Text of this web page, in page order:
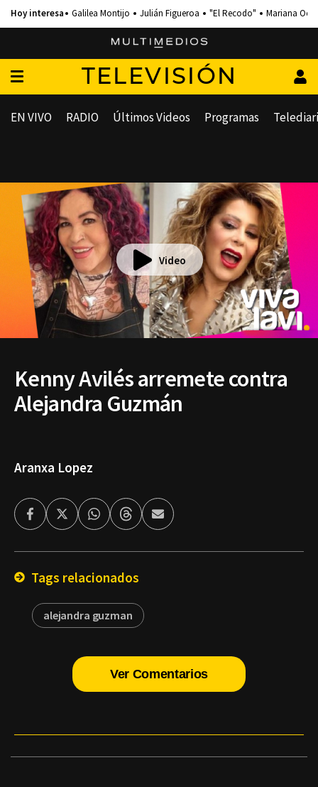
Galilea Montijo Julián Figueroa "El Recodo" Mariana
TELEVISIÓN
EN VIVO RADIO Últimos Videos Programas
Video
Kenny Avilés arremete contra
Alejandra Guzmán
Aranxa Lopez
FacebookTwitterWhatsappThreadsEnviar
por
Tags relacionados
alejandra guzman
Ver Comentarios